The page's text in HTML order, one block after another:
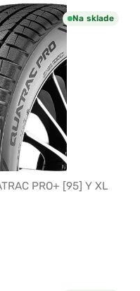
Na sklade
PRO+ [95] Y XL